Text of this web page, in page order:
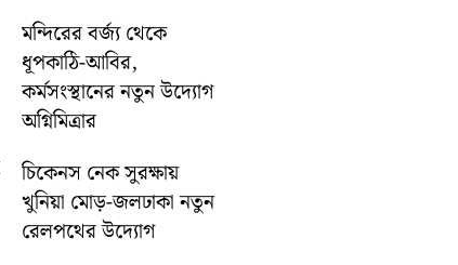
মন্দিরের বর্জ্য থেকে
ধূপকাঠি-আবির,
কর্মসংস্থানের নতুন উদ্যোগ
অগ্নিমিত্রার
চিকেনস নেক সুরক্ষায়
খুনিয়া মোড়-জলঢাকা নতুন
রেলপথের উদ্যোগ